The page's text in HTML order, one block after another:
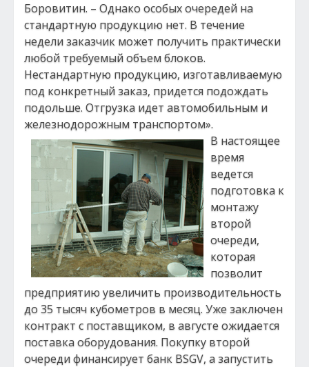
Боровитин. – Однако особых очередей на
стандартную продукцию нет. В течение
недели заказчик может получить практически
любой требуемый объем блоков.
Нестандартную продукцию, изготавливаемую
под конкретный заказ, придется подождать
подольше. Отгрузка идет автомобильным и
железнодорожным транспортом».
В настоящее
время
ведется
подготовка к
монтажу
второй
очереди,
которая
позволит
предприятию увеличить производительность
до 35 тысяч кубометров в месяц. Уже заключен
контракт с поставщиком, в августе ожидается
поставка оборудования. Покупку второй
очереди финансирует банк BSGV, а запустить